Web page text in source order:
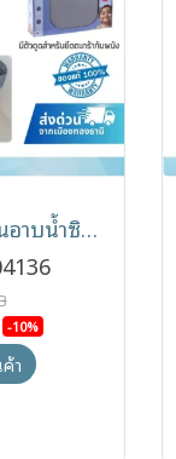
BEABA ชุดของเล่นอาบน้ำซิลิโคน พร้อมตะกร้าเก็บ Basket and Silicone Bath Toy Set
-10%
า